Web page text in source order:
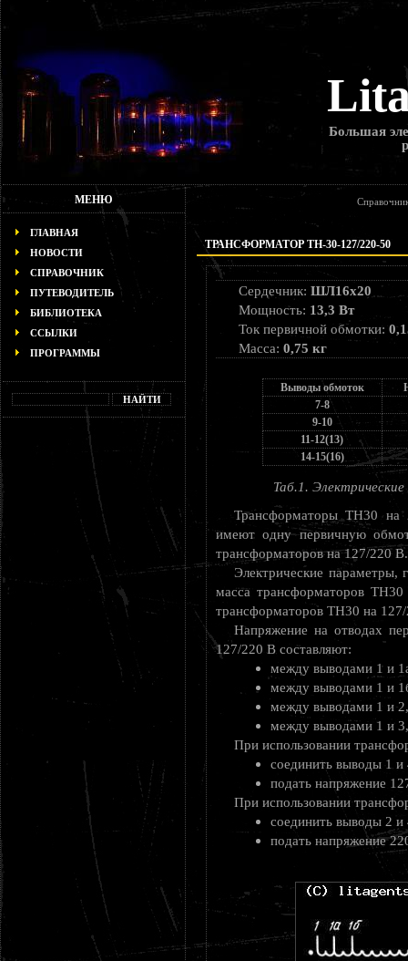
Большая
МЕНЮ
ГЛАВНАЯ
НОВОСТИ
СПРАВОЧНИК
ПУТЕВОДИТЕЛЬ
БИБЛИОТЕКА
ССЫЛКИ
ПРОГРАММЫ
ТРАНСФОРМАТОР ТН-30-127/220-50
Сердечник: ШЛ16х20
Мощность: 13,3 Вт
Ток первичной обмотки:
Масса: 0,75 кг
Выводы обмоток
7-8
9-10
11-12(13)
14-15(16)
Таб.1.
Трансформаторы ТН30 на
имеют одну первичную
трансформаторов на 127/220 В.
Электрические параметры,
масса трансформаторов
трансформаторов ТН30 на
Напряжение на отводах
127/220 В составляют:
между выводами 1 и
между выводами 1 и
между выводами 1 и
между выводами 1 и
При использовании
соединить выводы 1 и
подать напряжение
При использовании
соединить выводы 2 и
подать напряжение